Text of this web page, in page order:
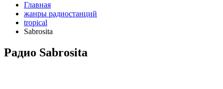
Главная
жанры радиостанций
tropical
Sabrosita
Радио Sabrosita